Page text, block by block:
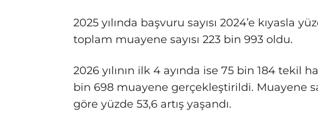
2025 yılında başvuru sayısı 2024’e kıyasla
toplam muayene sayısı 223 bin 993 oldu.
2026 yılının ilk 4 ayında ise 75 bin 184 tekil
bin 698 muayene gerçekleştirildi. Muayene
göre yüzde 53,6 artış yaşandı.